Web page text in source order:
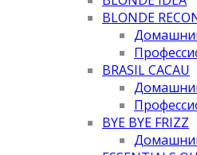
BLONDE
BRASIL CACAU
BYE BYE FRIZZ